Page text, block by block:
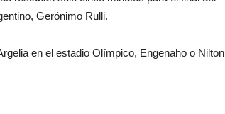
Gerónimo Rulli.
en el estadio Olímpico, Engenaho o Nilton